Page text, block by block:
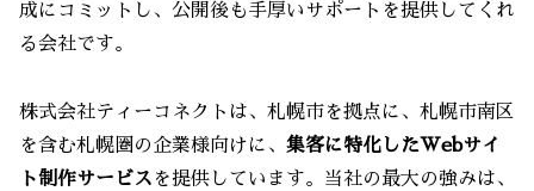
成にコミットし、公開後も手厚いサポートを提供してくれ
る会社です。
株式会社ティーコネクトは、札幌市を拠点に、札幌市南区
を含む札幌圏の企業様向けに、 集客に特化したWebサイ
ト制作サービス を提供しています。当社の最大の強みは、